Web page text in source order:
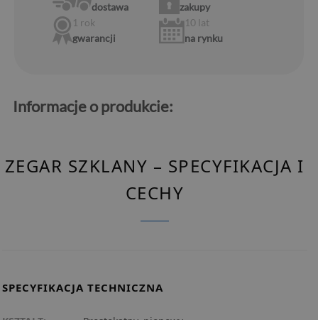
dostawa
zakupy
1 rok
gwarancji
10 lat
na rynku
Informacje o produkcie:
ZEGAR SZKLANY – SPECYFIKACJA I
CECHY
SPECYFIKACJA TECHNICZNA